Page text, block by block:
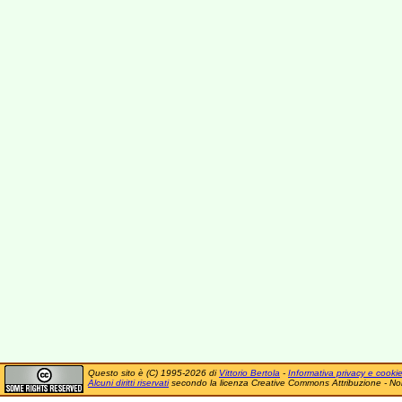
Questo sito è (C) 1995-2026 di Vittorio Bertola - Informativa privacy e cookie
Alcuni diritti riservatisecondo la licenza Creative Commons Attribuzione -